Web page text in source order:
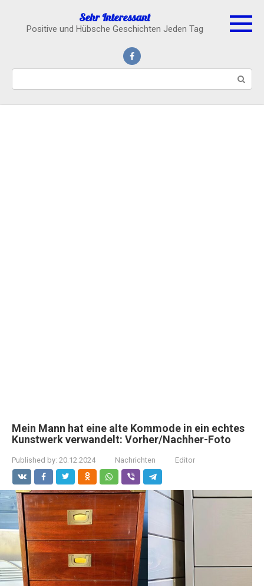
content
Sehr Interessant
Positive und Hübsche Geschichten Jeden Tag
Mein Mann hat eine alte Kommode in ein echtes
Kunstwerk verwandelt: Vorher/Nachher-Foto
Published by: 20.12.2024 Nachrichten Editor